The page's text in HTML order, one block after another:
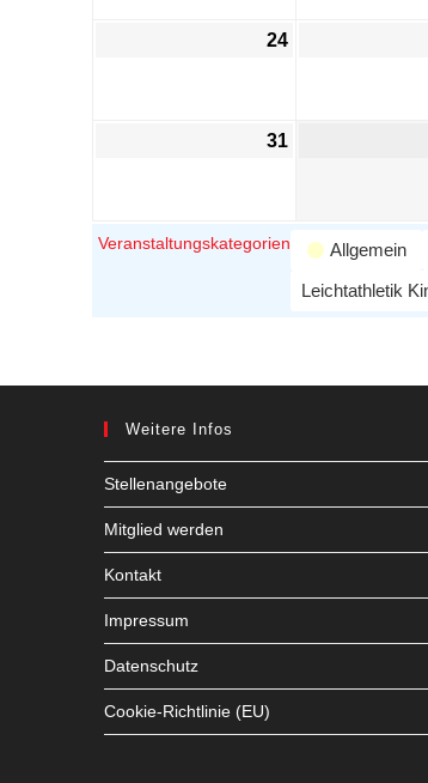
24
31
Veranstaltungskategorien Allgemein
Leichtathletik
Weitere Infos
Stellenangebote
Mitglied werden
Kontakt
Impressum
Datenschutz
Cookie-Richtlinie (EU)